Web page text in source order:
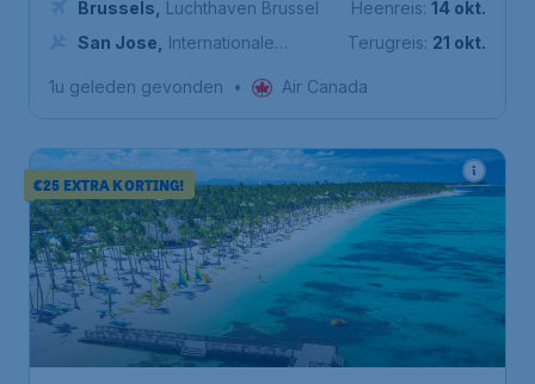
Brussels
Luchthaven Brussel
San Jose
Internationale
Heenreis: 14 okt.
Terugreis: 21 okt.
1u geleden gevonden • Air Canada
€25 EXTRA KORTING!